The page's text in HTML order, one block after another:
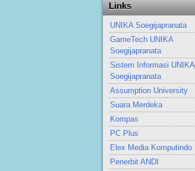
Links
UNIKA Soegijapranata
GameTech UNIKA
Soegijapranata
Sistem Informasi UNIKA
Soegijapranata
Assumption University
Suara Merdeka
Kompas
PC Plus
Elex Media Komputindo
Penerbit ANDI